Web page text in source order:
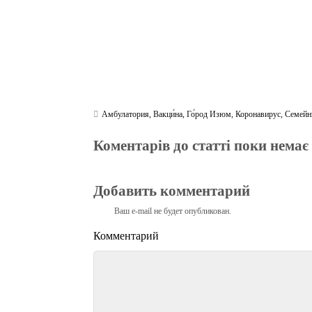
Амбулатория,Вакци́на,Го́род Изюм,Коронавирус,
Коментарів до статті поки немає
Добавить комментарий
Ваш e-mail не будет опубликован.
Комментарий